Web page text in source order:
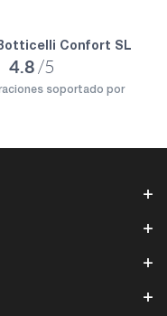
Confort SL
4.8 /5
soportado por